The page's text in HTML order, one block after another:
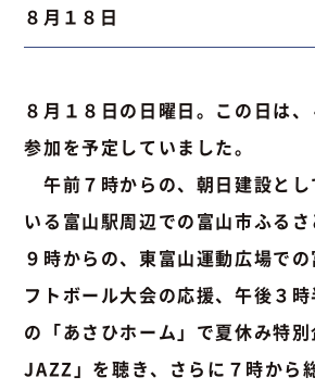
お問い合わせ
８月１８日
８月１８日の日曜日。この日は
参加を予定していました。
午前７時からの、朝日建設とし
いる富山駅周辺での富山市ふるさ
９時からの、東富山運動広場で
フトボール大会の応援、午後３
の「あさひホーム」で夏休み特
JAZZ」を聴き、さらに７時から